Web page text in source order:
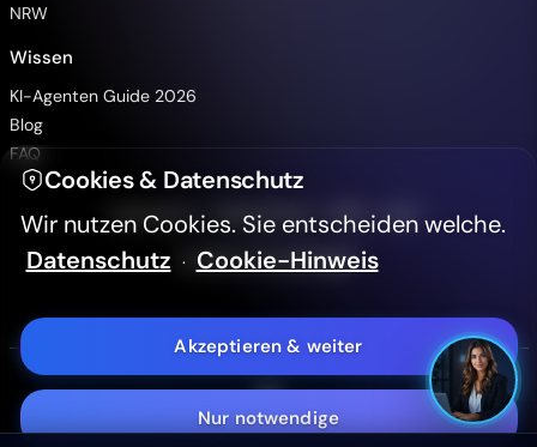
NRW
Wissen
KI-Agenten Guide 2026
Blog
FAQ
Impressum · Datenschutz · AGB · LLMs
Cookie-Einstellungen
Bergisch Digital - KI, IT & WEB
AaSans Serif Schrift
Barrierefreiheitserklärung
Cookies & Datenschutz
Wir nutzen Cookies. Sie entscheiden welche.
Datenschutz · Cookie-Hinweis
Nur notwendige
Akzeptieren & weiter